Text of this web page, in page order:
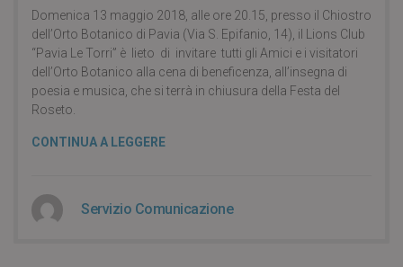
Domenica 13 maggio 2018, alle ore 20.15, presso il Chiostro
dell’Orto Botanico di Pavia (Via S. Epifanio, 14), il Lions Club
“Pavia Le Torri” è lieto di invitare tutti gli Amici e i visitatori
dell’Orto Botanico alla cena di beneficenza, all’insegna di
poesia e musica, che si terrà in chiusura della Festa del
Roseto.
CONTINUA A LEGGERE
Servizio Comunicazione